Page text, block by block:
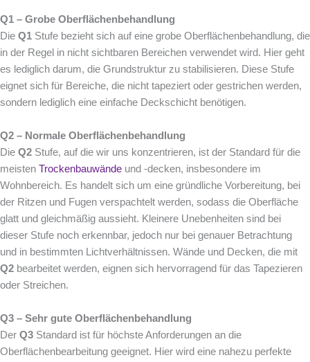
Q1 – Grobe Oberflächenbehandlung
Die Q1 Stufe bezieht sich auf eine grobe Oberflächenbehandlung, die
in der Regel in nicht sichtbaren Bereichen verwendet wird. Hier geht
es lediglich darum, die Grundstruktur zu stabilisieren. Diese Stufe
eignet sich für Bereiche, die nicht tapeziert oder gestrichen werden,
sondern lediglich eine einfache Deckschicht benötigen.
Q2 – Normale Oberflächenbehandlung
Die Q2 Stufe, auf die wir uns konzentrieren, ist der Standard für die
meisten Trockenbauwände und -decken, insbesondere im
Wohnbereich. Es handelt sich um eine gründliche Vorbereitung, bei
der Ritzen und Fugen verspachtelt werden, sodass die Oberfläche
glatt und gleichmäßig aussieht. Kleinere Unebenheiten sind bei
dieser Stufe noch erkennbar, jedoch nur bei genauer Betrachtung
und in bestimmten Lichtverhältnissen. Wände und Decken, die mit
Q2 bearbeitet werden, eignen sich hervorragend für das Tapezieren
oder Streichen.
Q3 – Sehr gute Oberflächenbehandlung
Der Q3 Standard ist für höchste Anforderungen an die
Oberflächenbearbeitung geeignet. Hier wird eine nahezu perfekte